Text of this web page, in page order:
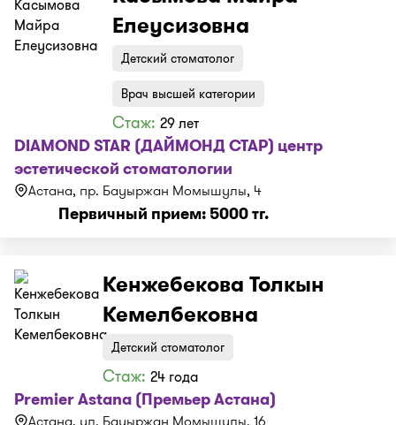
Елеусизовна
Детский стоматолог
Врач высшей категории
Стаж: 29 лет
DIAMOND STAR (ДАЙМОНД СТАР) центр
эстетической стоматологии
Астана, пр. Бауыржан Момышулы, 4
Первичный прием: 5000 тг.
Кенжебекова Толкын
Кемелбековна
Детский стоматолог
Стаж:24 года
Premier Astana (Премьер Астана)
Астана, ул. Бауыржан Момышулы, 16